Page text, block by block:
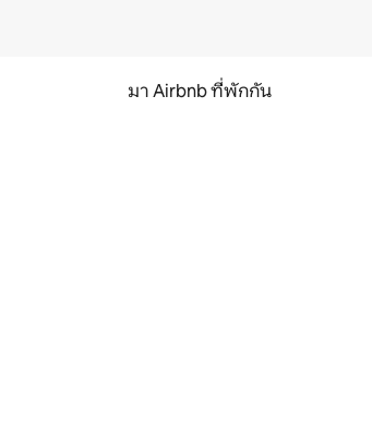
มา Airbnb ที่พักกัน